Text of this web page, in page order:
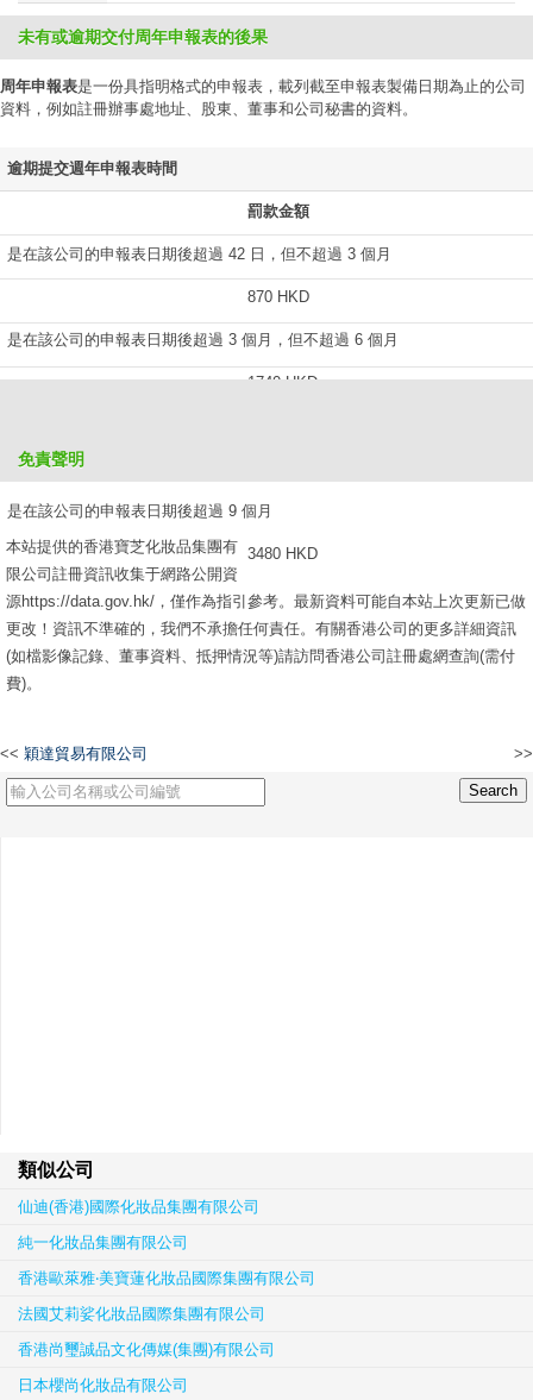
未有或逾期交付周年申報表的後果
周年申報表是一份具指明格式的申報表，載列截至申報表製備日期為止的公司
資料，例如註冊辦事處地址、股東、董事和公司秘書的資料。
逾期提交週年申報表時間
罰款金額
是在該公司的申報表日期後超過 42 日，但不超過 3 個月
870 HKD
是在該公司的申報表日期後超過 3 個月，但不超過 6 個月
1740 HKD
是在該公司的申報表日期後超過 9 個月
3480 HKD
免責聲明
本站提供的香港寶芝化妝品集團有
限公司註冊資訊收集于網路公開資
源https://data.gov.hk/，僅作為指引參考。最新資料可能自本站上次更新已做
更改！資訊不準確的，我們不承擔任何責任。有關香港公司的更多詳細資訊
(如檔影像記錄、董事資料、抵押情況等)請訪問香港公司註冊處網查詢(需付
費)。
<< 穎達貿易有限公司 >>
類似公司
仙迪(香港)國際化妝品集團有限公司
純一化妝品集團有限公司
香港歐萊雅‧美寶蓮化妝品國際集團有限公司
法國艾莉娑化妝品國際集團有限公司
香港尚璽誠品文化傳媒(集團)有限公司
日本櫻尚化妝品有限公司